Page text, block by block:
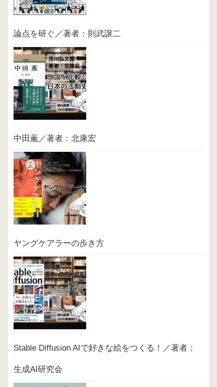
論点を研ぐ／著者：則武譲二
中田薫／著者：北康宏
ヤングケアラーの歩き方
Stable Diffusion AIで好きな絵をつくる！／著者：
生成AI研究会